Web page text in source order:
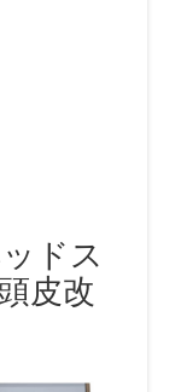
ドス
皮改